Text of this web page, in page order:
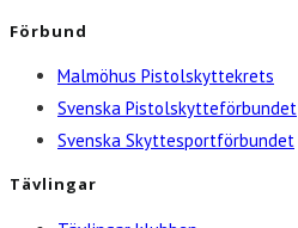
Förbund
Malmöhus Pistolskyttekrets
Svenska Pistolskytteförbundet
Svenska Skyttesportförbundet
Tävlingar